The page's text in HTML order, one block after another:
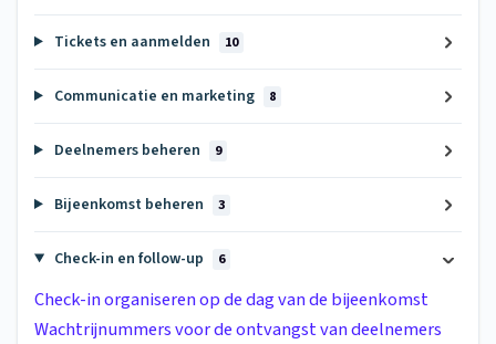
Tickets en aanmelden 10
Communicatie en marketing 8
Deelnemers beheren 9
Bijeenkomst beheren 3
Check-in en follow-up 6
Check-in organiseren op de dag van de bijeenkomst
Wachtrijnummers voor de ontvangst van deelnemers